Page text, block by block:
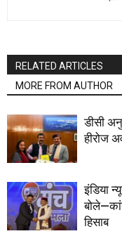
RELATED ARTICLES
MORE FROM AUTHOR
डीसी
हीरोज
इंडिया
हिसाब